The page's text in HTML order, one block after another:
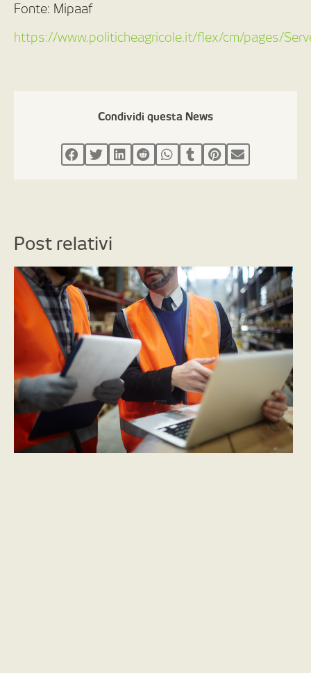
Fonte: Mipaaf
https://www.politicheagricole.it/flex/cm/pages/
Condividi questa News
Post relativi